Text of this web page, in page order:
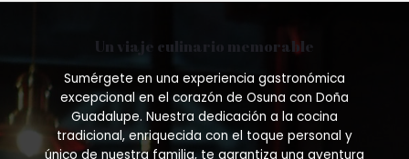
Un viaje culinario memorable
Sumérgete en una experiencia gastronómica
excepcional en el corazón de Osuna con Doña
Guadalupe. Nuestra dedicación a la cocina
tradicional, enriquecida con el toque personal y
único de nuestra familia, te garantiza una aventura